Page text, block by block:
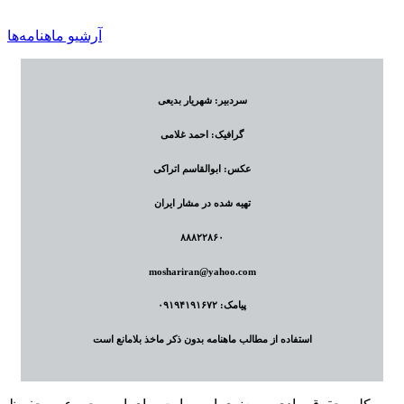
آرشیو ماهنامه‌ها
سردبیر: شهریار بدیعی
گرافیک: احمد غلامی
عکس: ابوالقاسم اتراکی
تهیه شده در مشار ایران
۸۸۸۲۲۸۶۰
moshariran@yahoo.com
پیامک: ۰۹۱۹۴۱۹۱۶۷۲
استفاده از مطالب ماهنامه بدون ذکر ماخذ بلامانع است